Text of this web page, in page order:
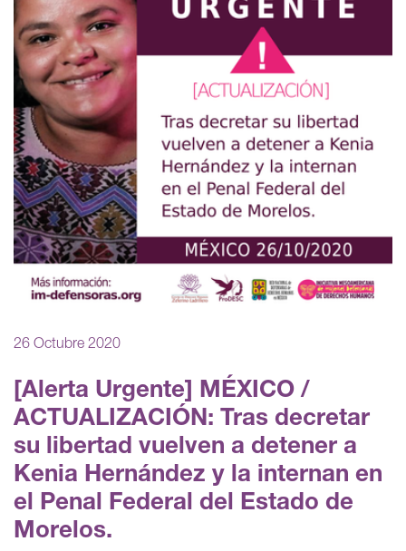
26 Octubre 2020
[Alerta Urgente] MÉXICO /
ACTUALIZACIÓN: Tras decretar
su libertad vuelven a detener a
Kenia Hernández y la internan en
el Penal Federal del Estado de
Morelos.